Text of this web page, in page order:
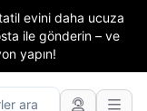
tatil evini daha ucuza
ile gönderin – ve
yapın!